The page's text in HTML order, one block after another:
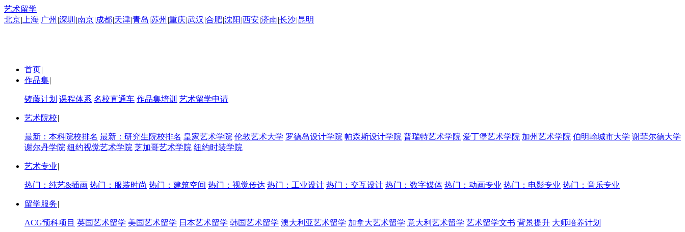
艺术留学
北京| 上海|广州 |深圳 |南京|成都|天津|青岛|苏州 |重庆|武汉 |合肥|沈阳 |西安|济南|长沙|昆明
首页|
作品集|
铸藤计划 课程体系 名校直通车 作品集培训 艺术留学申请
艺术院校|
最新：本科院校排名 最新：研究生院校排名 皇家艺术学院 伦敦艺术大学 罗德岛设计学院 帕森斯设计学院 普瑞特艺术学院 爱丁堡艺术学院 加州艺术学院 伯明翰城市大学 谢菲尔德大学
谢尔丹学院 纽约视觉艺术学院 芝加哥艺术学院 纽约时装学院
艺术专业|
热门：纯艺&插画 热门：服装时尚 热门：建筑空间 热门：视觉传达 热门：工业设计 热门：交互设计 热门：数字媒体 热门：动画专业 热门：电影专业 热门：音乐专业
留学服务|
ACG预科项目 英国艺术留学 美国艺术留学 日本艺术留学 韩国艺术留学 澳大利亚艺术留学 加拿大艺术留学 意大利艺术留学 艺术留学文书 背景提升 大师培养计划